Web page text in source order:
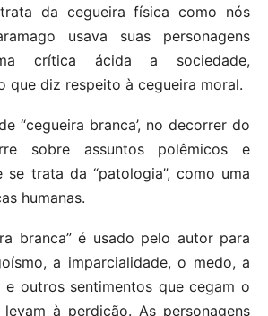
da cegueira física como nós
usava suas personagens
crítica ácida a sociedade,
que diz respeito à cegueira moral.
“cegueira branca’, no decorrer do
sobre assuntos polêmicos e
se trata da “patologia”, como uma
humanas.
branca” é usado pelo autor para
a imparcialidade, o medo, a
outros sentimentos que cegam o
à perdição. As personagens